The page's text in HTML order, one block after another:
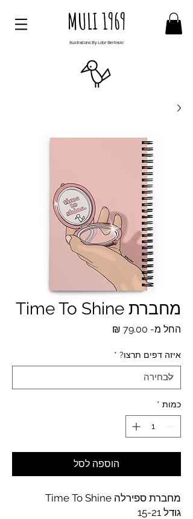
MULI 1969
Illustrations By Ldor Berlinski
מחברת Time To Shine
החל מ- 79.00 ₪
איזה דפים תרצו? *
כמות *
הוספה לסל
מחברת ספירלה Time To Shine
גודל 15-21